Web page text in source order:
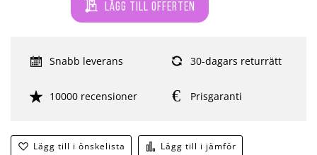
Lägg till i önskelista Lägg till i jämför
Snabb leverans 30-dagars returrätt
10000 recensioner Prisgaranti
Lägg till offerten